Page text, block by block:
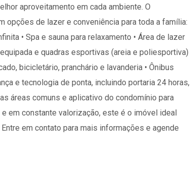
aproveitamento em cada ambiente. O
opções de lazer e conveniência para toda a família:
• Spa e sauna para relaxamento • Área de lazer
e quadras esportivas (areia e poliesportiva)
bicicletário, pranchário e lavanderia • Ônibus
e tecnologia de ponta, incluindo portaria 24 horas,
áreas comuns e aplicativo do condomínio para
em constante valorização, este é o imóvel ideal
em contato para mais informações e agende